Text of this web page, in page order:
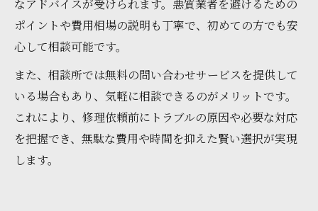
なアドバイスが受けられます。悪質業者を避けるための
ポイントや費用相場の説明も丁寧で、初めての方でも安
心して相談可能です。
また、相談所では無料の問い合わせサービスを提供して
いる場合もあり、気軽に相談できるのがメリットです。
これにより、修理依頼前にトラブルの原因や必要な対応
を把握でき、無駄な費用や時間を抑えた賢い選択が実現
します。